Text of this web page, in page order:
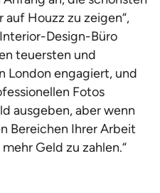
Houzz zu zeigen“,
Design-Büro
teuersten und
London engagiert, und
Fotos
ausgeben, aber wenn
Bereichen Ihrer Arbeit
Geld zu zahlen.“